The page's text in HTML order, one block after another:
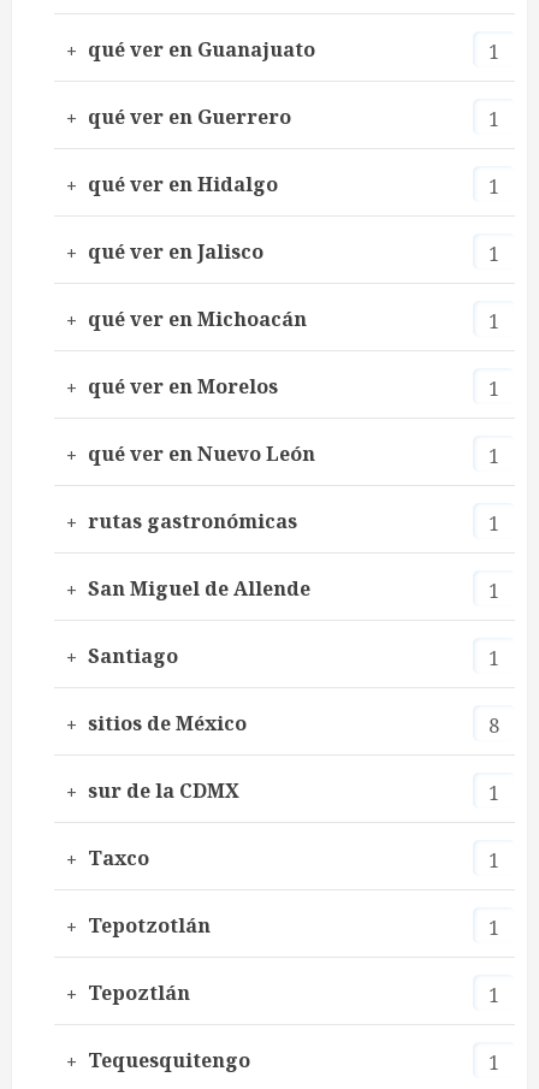
qué ver en Guanajuato 1
qué ver en Guerrero 1
qué ver en Hidalgo 1
qué ver en Jalisco 1
qué ver en Michoacán 1
qué ver en Morelos 1
qué ver en Nuevo León 1
rutas gastronómicas 1
San Miguel de Allende 1
Santiago 1
sitios de México 8
sur de la CDMX 1
Taxco 1
Tepotzotlán 1
Tepoztlán 1
Tequesquitengo 1